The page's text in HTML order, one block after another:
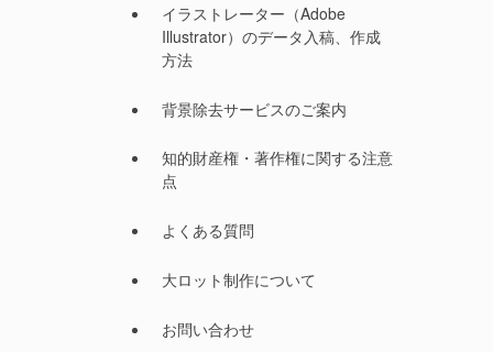
イラストレーター（Adobe
Illustrator）のデータ入稿、作成
方法
背景除去サービスのご案内
知的財産権・著作権に関する注意
点
よくある質問
大ロット制作について
お問い合わせ